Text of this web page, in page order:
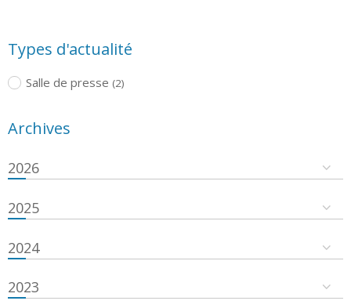
Types d'actualité
Salle de presse (2)
Archives
2026
2025
2024
2023